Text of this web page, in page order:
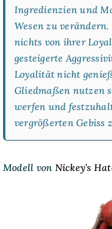
Ingredienzien und
Wesen zu
nichts von ihrer
gesteigerte
Loyalität nicht
Gliedmaßen nutzen
werfen und
vergrößerten Gebiss
Modell von Nickey’s